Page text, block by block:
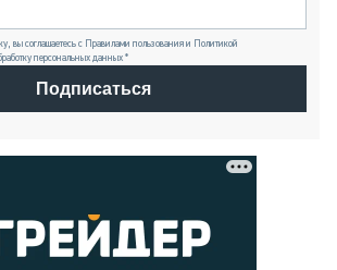
вы соглашаетесь с Правилами пользования и Политикой
персональных данных *
Подписаться